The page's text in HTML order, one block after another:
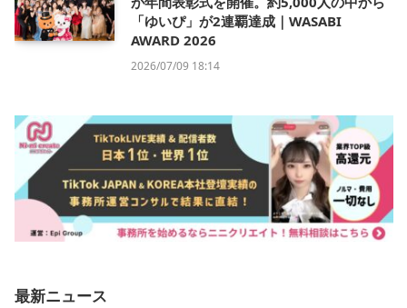
「ゆいぴ」が2連覇達成｜WASABI
AWARD 2026
2026/07/09 18:14
最新ニュース